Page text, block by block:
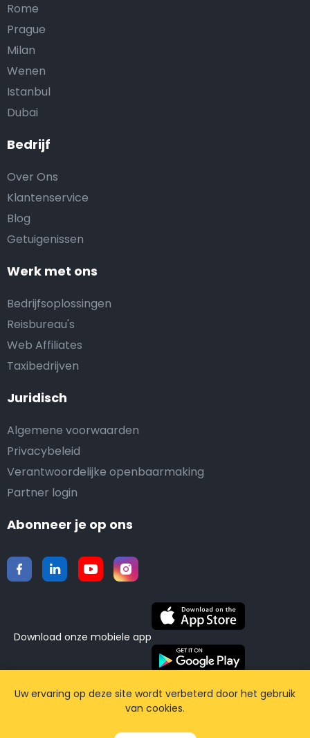
Bedrijf
Over Ons
Klantenservice
Blog
Getuigenissen
Werk met ons
Bedrijfsoplossingen
Reisbureau's
Web Affiliates
Taxibedrijven
Juridisch
Algemene voorwaarden
Privacybeleid
Verantwoordelijke openbaarmaking
Partner login
Rome
Prague
Milan
Wenen
Istanbul
Dubai
Abonneer je op ons
Download onze mobiele app
©2015-2026 Airporttaxis.com.Alle rechten
voorbehouden | Powered byCodiCo.io
Uw ervaring op deze site wordt verbeterd door het gebruik
van cookies.